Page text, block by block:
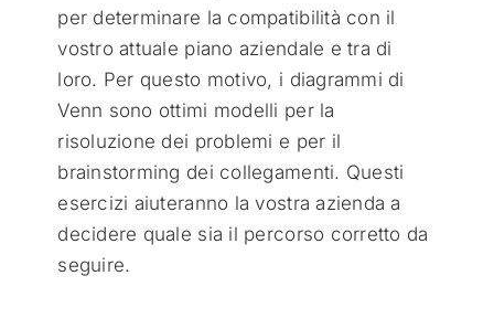
per determinare la compatibilità con il
vostro attuale piano aziendale e tra di
loro. Per questo motivo, i diagrammi di
Venn sono ottimi modelli per la
risoluzione dei problemi e per il
brainstorming dei collegamenti. Questi
esercizi aiuteranno la vostra azienda a
decidere quale sia il percorso corretto da
seguire.